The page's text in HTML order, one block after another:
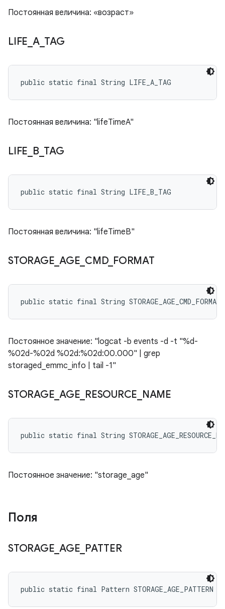
Постоянная величина: «возраст»
LIFE A_ TAG
public static final String LIFE_A_TAG
Постоянная величина: "lifeTimeA"
LIFE B_ TAG
public static final String LIFE_B_TAG
Постоянная величина: "lifeTimeB"
STORAGE AGE CMD_ FORMAT
public static final String STORAGE_AGE_CMD_FORMAT
Постоянное значение: "logcat -b events -d -t "%d-
%02d-%02d %02d:%02d:00.000" | grep
storaged_emmc_info | tail -1"
STORAGE AGE RESOURCE NAME
public static final String
Постоянное значение: "storage_age"
Поля
STORAGE AGE PATTER
public static final Pattern STORAGE_AGE_PATTERN